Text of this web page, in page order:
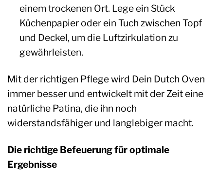
einem trockenen Ort. Lege ein Stück
Küchenpapier oder ein Tuch zwischen Topf
und Deckel, um die Luftzirkulation zu
gewährleisten.
Mit der richtigen Pflege wird Dein Dutch Oven
immer besser und entwickelt mit der Zeit eine
natürliche Patina, die ihn noch
widerstandsfähiger und langlebiger macht.
Die richtige Befeuerung für optimale
Ergebnisse